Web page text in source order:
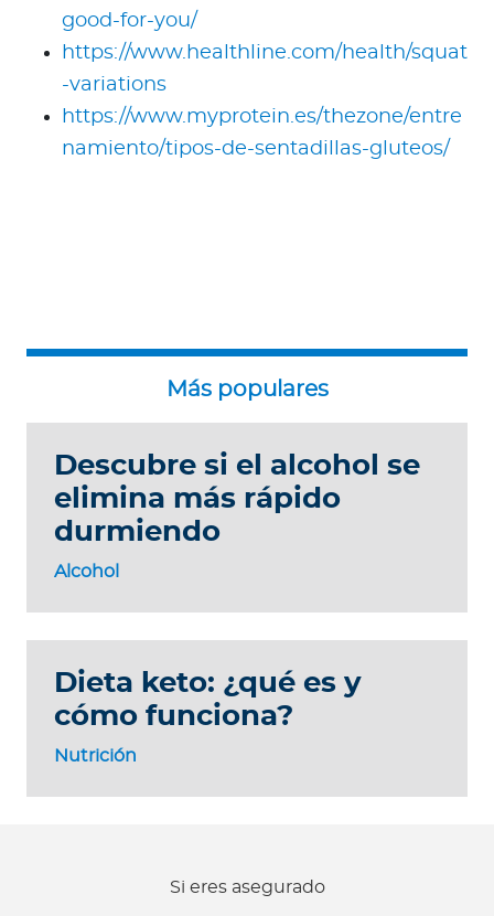
good-for-you/
https://www.healthline.com/health/squat
-variations
https://www.myprotein.es/thezone/entre
namiento/tipos-de-sentadillas-gluteos/
Alcohol
Descubre si el alcohol se
elimina más rápido
durmiendo
Nutrición
Dieta keto: ¿qué es y
cómo funciona?
Si eres asegurado